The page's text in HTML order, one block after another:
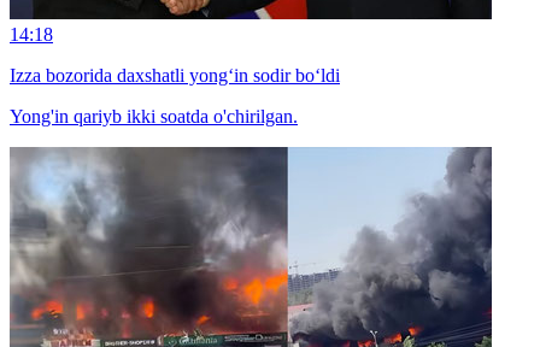
14:18
Izza bozorida daxshatli yong‘in sodir bo‘ldi
Yong'in qariyb ikki soatda o'chirilgan.